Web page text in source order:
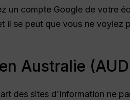
un compte Google de votre
il se peut que vous ne voyiez
Australie
des sites d'information ne